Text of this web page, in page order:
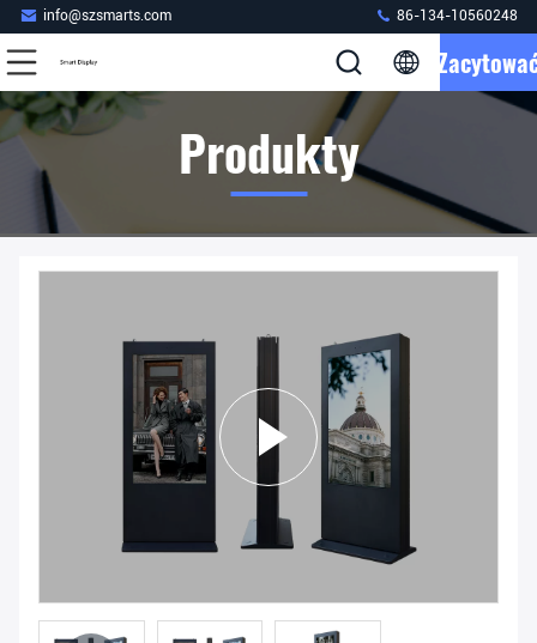
info@szsmarts.com 86-134-10560248
Produkty